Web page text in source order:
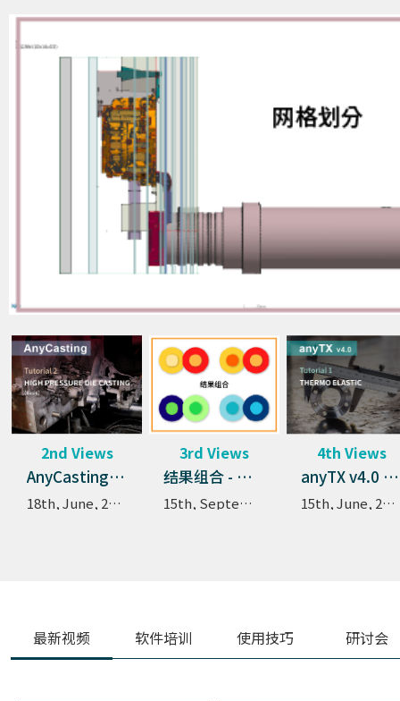
2nd Views
AnyCasting v7.0 教程 2 高压压铸(Basic)
18th, June, 2021
3rd Views
结果组合 - 结果组合 – 结合多个结果观察新结果
15th, September, 2022
4th Views
anyTX v4.0 教程1 热应力
15th, June, 2021
最新视频 软件培训 使用技巧 研讨会